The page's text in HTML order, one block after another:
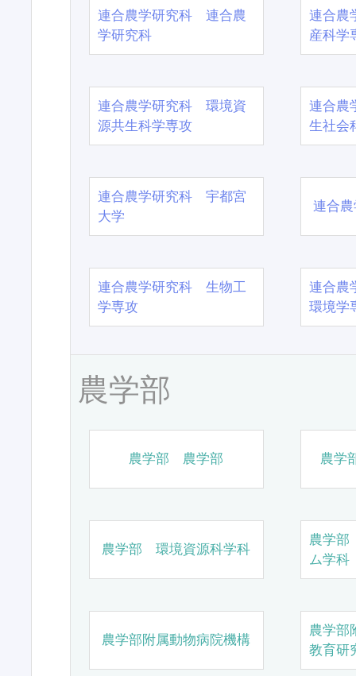
連合農学研究科 連合農
学研究科
連合農
産科学
連合農学研究科 環境資
源共生科学専攻
連合農
生社会
連合農学研究科 宇都宮
大学
連合
連合農学研究科 生物工
学専攻
連合農
環境学
農学部
農学部 農学部 農学
農学部 環境資源科学科
農学
ム学科
農学部附属動物病院機構
農学部
教育研